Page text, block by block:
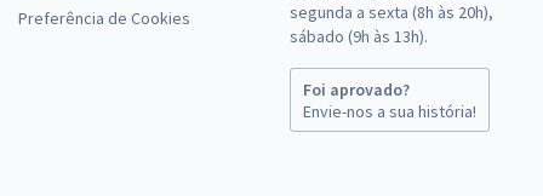
Preferência de Cookies
segunda a sexta (8h às 20h),
sábado (9h às 13h).
Foi aprovado?
Envie-nos a sua história!